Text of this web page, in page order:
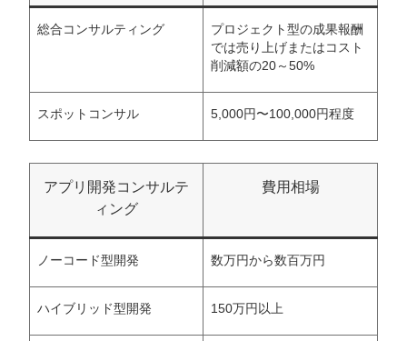
総合コンサルティング
プロジェクト型の成果報酬
では売り上げまたはコスト
削減額の20～50%
スポットコンサル 5,000円〜100,000円程度
アプリ開発コンサルテ
ィング
費用相場
ノーコード型開発 数万円から数百万円
ハイブリッド型開発 150万円以上